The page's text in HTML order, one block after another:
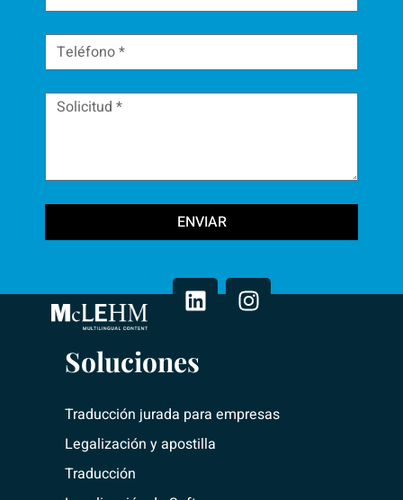
ENVIAR
i
n
e
d
n
n
s
a
Soluciones
Traducción jurada para empresas
Legalización y apostilla
Traducción